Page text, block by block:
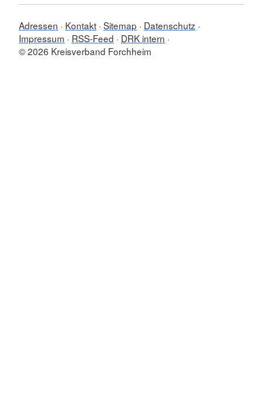
Adressen Kontakt Sitemap
Datenschutz
Impressum
RSS-Feed
DRK intern
© 2026 Kreisverband Forchheim